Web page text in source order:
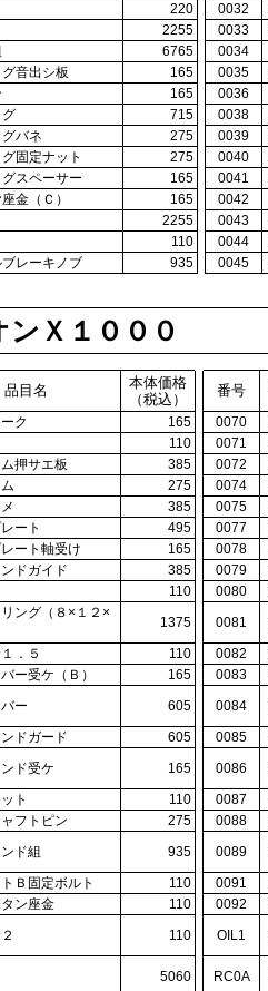
220 0032
2255 0033
6765 0034
音出シ板 165 0035
165 0036
グ 715 0038
バネ 275 0039
固定ナット 275 0040
スペーサー 165 0041
金（Ｃ） 165 0042
2255 0043
110 0044
レーキノブ 935 0045
ンＸ１０００
品目名
本体価格
（税込）
番号
ク 165 0070
110 0071
押サエ板 385 0072
275 0074
385 0075
ート 495 0077
ート軸受け 165 0078
ドガイド 385 0079
110 0080
ング（８×１２×
1375 0081
．５ 110 0082
ー受ケ（Ｂ） 165 0083
ー 605 0084
ドガード 605 0085
ド受ケ 165 0086
ト 110 0087
フトピン 275 0088
ド組 935 0089
Ｂ固定ボルト 110 0091
ン座金 110 0092
110 OIL1
5060 RC0A